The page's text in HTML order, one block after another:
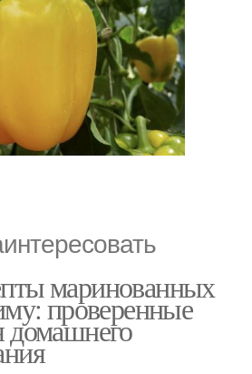
маринованных
проверенные
домашнего